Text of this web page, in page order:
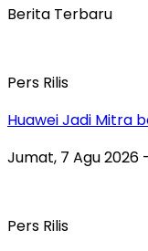
Berita Terbaru
Pers Rilis
Huawei Jadi Mitra
Jumat, 7 Agu 2026
Pers Rilis